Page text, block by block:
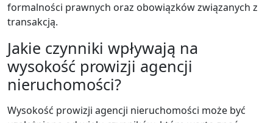
formalności prawnych oraz obowiązków związanych z
transakcją.
Jakie czynniki wpływają na
wysokość prowizji agencji
nieruchomości?
Wysokość prowizji agencji nieruchomości może być